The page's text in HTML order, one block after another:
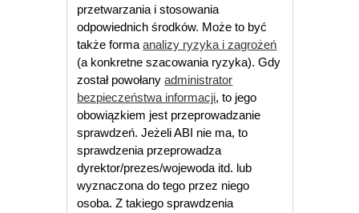
przetwarzania i stosowania
odpowiednich środków. Może to być
także formaanalizy ryzyka i zagrożeń
(a konkretne szacowania ryzyka). Gdy
został powołanyadministrator
bezpieczeństwa informacji, to jego
obowiązkiem jest przeprowadzanie
sprawdzeń. Jeżeli ABI nie ma, to
sprawdzenia przeprowadza
dyrektor/prezes/wojewoda itd. lub
wyznaczona do tego przez niego
osoba. Z takiego sprawdzenia